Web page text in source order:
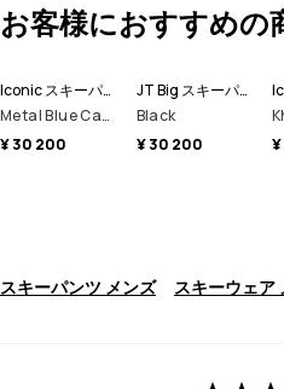
お客様におすすめの
Iconic スキーパンツ メンズ
Metal Blue Camo
¥ 30 200
JT Big スキーパンツ メンズ
Black
¥ 30 200
スキーパンツ メンズ スキーウェア